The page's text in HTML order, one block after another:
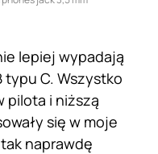
lepiej wypadają
typu C. Wszystko
pilota i niższą
się w moje
naprawdę